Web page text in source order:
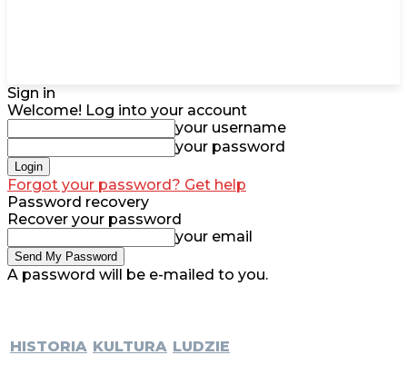
Sign in
Welcome! Log into your account
your username
your password
Forgot your password? Get help
Password recovery
Recover your password
your email
A password will be e-mailed to you.
HISTORIA KULTURA LUDZIE